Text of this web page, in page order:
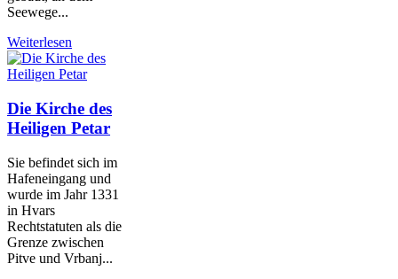
Seewege...
Weiterlesen
Die Kirche des
Heiligen Petar
Sie befindet sich im
Hafeneingang und
wurde im Jahr 1331
in Hvars
Rechtstatuten als die
Grenze zwischen
Pitve und Vrbanj...